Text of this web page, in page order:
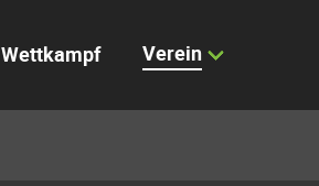
Wettkampf Verein